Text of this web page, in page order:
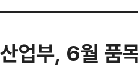
산업부, 6월 품